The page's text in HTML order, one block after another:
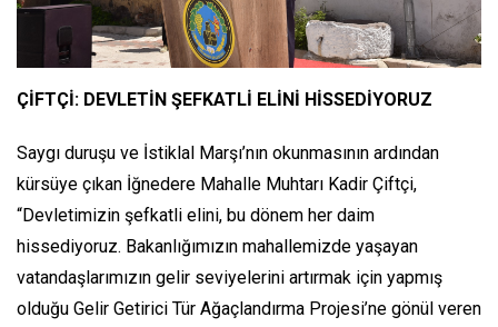
ÇİFTÇİ: DEVLETİN ŞEFKATLİ ELİNİ HİSSEDİYORUZ
Saygı duruşu ve İstiklal Marşı’nın okunmasının ardından
kürsüye çıkan İğnedere Mahalle Muhtarı Kadir Çiftçi,
“Devletimizin şefkatli elini, bu dönem her daim
hissediyoruz. Bakanlığımızın mahallemizde yaşayan
vatandaşlarımızın gelir seviyelerini artırmak için yapmış
olduğu Gelir Getirici Tür Ağaçlandırma Projesi’ne gönül veren